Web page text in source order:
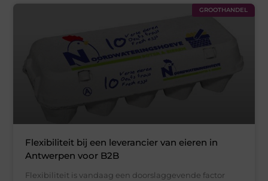
GROOTHANDEL
Flexibiliteit bij een leverancier van eieren in
Antwerpen voor B2B
Flexibiliteit is vandaag een doorslaggevende factor